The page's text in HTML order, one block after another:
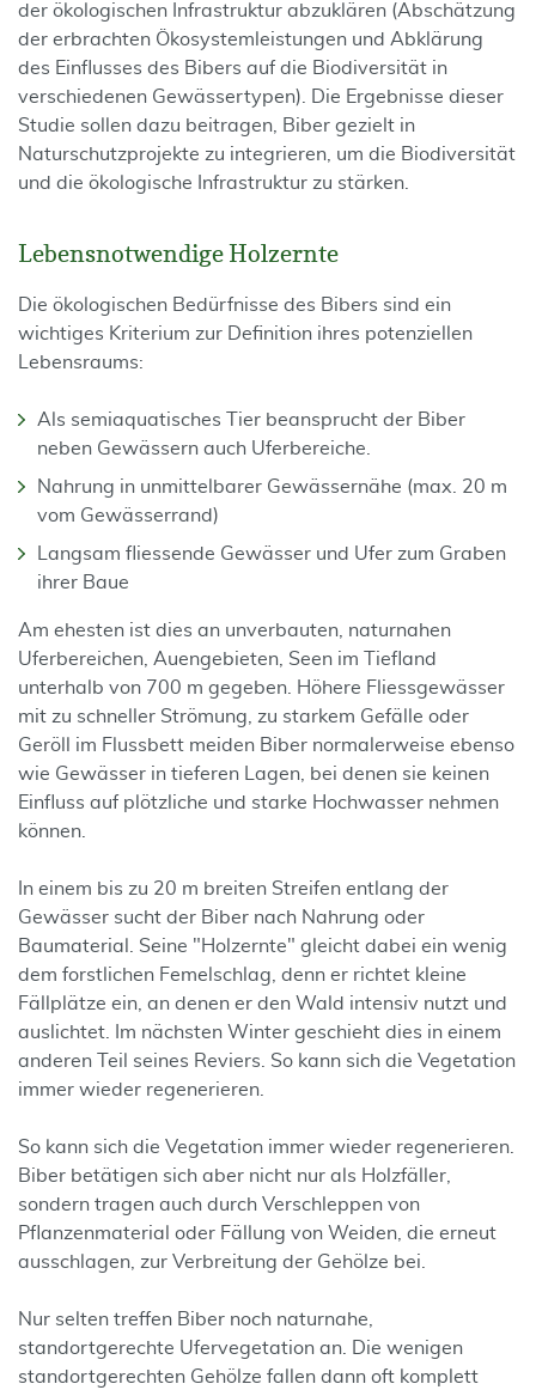
der ökologischen Infrastruktur abzuklären (Abschätzung
der erbrachten Ökosystemleistungen und Abklärung
des Einflusses des Bibers auf die Biodiversität in
verschiedenen Gewässertypen). Die Ergebnisse dieser
Studie sollen dazu beitragen, Biber gezielt in
Naturschutzprojekte zu integrieren, um die Biodiversität
und die ökologische Infrastruktur zu stärken.
Lebensnotwendige Holzernte
Die ökologischen Bedürfnisse des Bibers sind ein
wichtiges Kriterium zur Definition ihres potenziellen
Lebensraums:
Als semiaquatisches Tier beansprucht der Biber
neben Gewässern auch Uferbereiche.
Nahrung in unmittelbarer Gewässernähe (max. 20 m
vom Gewässerrand)
Langsam fliessende Gewässer und Ufer zum Graben
ihrer Baue
Am ehesten ist dies an unverbauten, naturnahen
Uferbereichen, Auengebieten, Seen im Tiefland
unterhalb von 700 m gegeben. Höhere Fliessgewässer
mit zu schneller Strömung, zu starkem Gefälle oder
Geröll im Flussbett meiden Biber normalerweise ebenso
wie Gewässer in tieferen Lagen, bei denen sie keinen
Einfluss auf plötzliche und starke Hochwasser nehmen
können.
In einem bis zu 20 m breiten Streifen entlang der
Gewässer sucht der Biber nach Nahrung oder
Baumaterial. Seine "Holzernte" gleicht dabei ein wenig
dem forstlichen Femelschlag, denn er richtet kleine
Fällplätze ein, an denen er den Wald intensiv nutzt und
auslichtet. Im nächsten Winter geschieht dies in einem
anderen Teil seines Reviers. So kann sich die Vegetation
immer wieder regenerieren.
So kann sich die Vegetation immer wieder regenerieren.
Biber betätigen sich aber nicht nur als Holzfäller,
sondern tragen auch durch Verschleppen von
Pflanzenmaterial oder Fällung von Weiden, die erneut
ausschlagen, zur Verbreitung der Gehölze bei.
Nur selten treffen Biber noch naturnahe,
standortgerechte Ufervegetation an. Die wenigen
standortgerechten Gehölze fallen dann oft komplett